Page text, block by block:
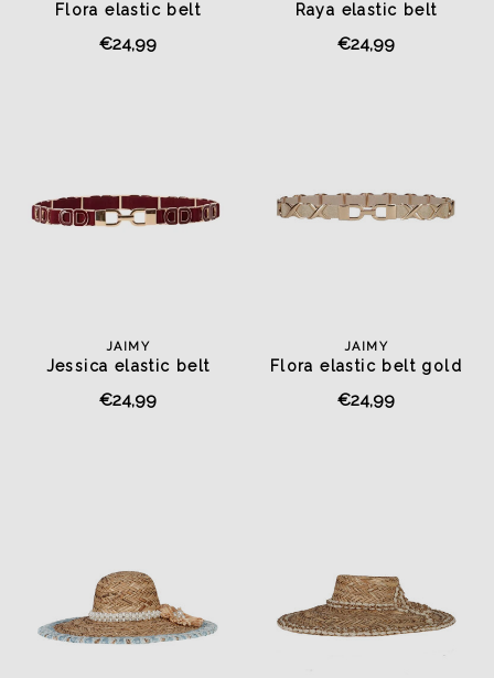
Flora elastic belt
€24,99
Raya elastic belt
€24,99
JAIMY
Jessica elastic belt
€24,99
JAIMY
Flora elastic belt gold
€24,99